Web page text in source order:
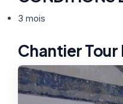
3 mois
Chantier